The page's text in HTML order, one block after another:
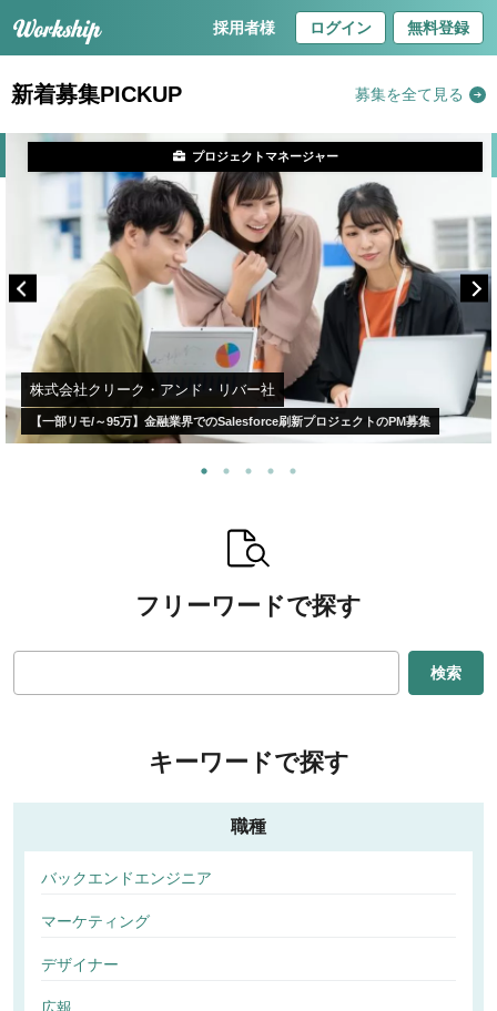
採用者様 ログイン 無料登録
新着募集PICKUP 募集を全て見る
株式会社クリーク・アンド・リバー社
【一部リモ/～95万】金融業界でのSalesforce刷新プロジェクトのPM募集
プロジェクトマネージャー
フリーワードで探す
検索
キーワードで探す
職種
バックエンドエンジニア
マーケティング
デザイナー